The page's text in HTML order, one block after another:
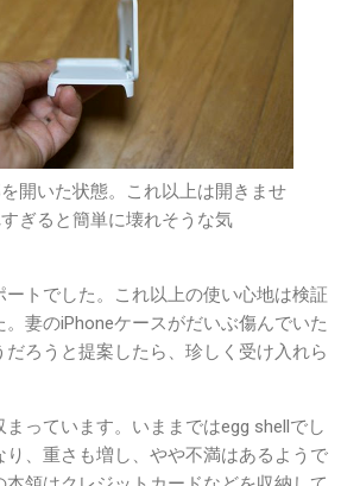
開いた状態。これ以上は開きませ
ぎると簡単に壊れそうな気
ートでした。これ以上の使い心地は検証
妻のiPhoneケースがだいぶ傷んでいた
ろうと提案したら、珍しく受け入れら
っています。いままではegg shellでし
り、重さも増し、やや不満はあるようで